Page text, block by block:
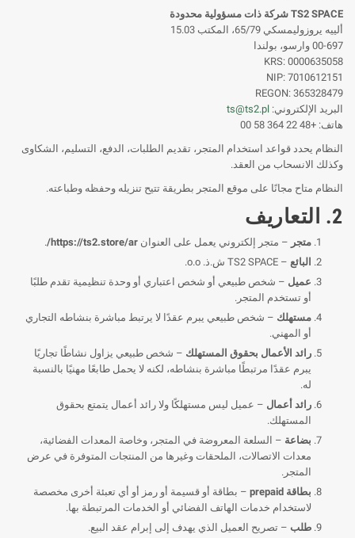
TS2 SPACE شركة ذات مسؤولية محدودة
ألييه يروزوليمسكي 65/79، المكتب 15.03
00-697 وارسو، بولندا
KRS: 0000635058
NIP: 7010612151
REGON: 365328479
البريد الإلكتروني: ts@ts2.pl
هاتف: +48 22 364 58 00
النظام يحدد قواعد استخدام المتجر، تقديم الطلبات، الدفع، التسليم، الشكاوى
وكذلك الانسحاب من العقد.
النظام متاح مجانًا على موقع المتجر بطريقة تتيح تنزيله وحفظه وطباعته.
2. التعاريف
متجر – متجر إلكتروني يعمل على العنوان https://ts2.store/ar/
.
البائع – TS2 SPACE ش.ذ. o.o.
عميل – شخص طبيعي أو شخص اعتباري أو وحدة تنظيمية تقدم طلبًا
أو تستخدم المتجر.
مستهلك – شخص طبيعي يبرم عقدًا لا يرتبط مباشرة بنشاطه التجاري
أو المهني.
رائد الأعمال بحقوق المستهلك – شخص طبيعي يزاول نشاطًا تجاريًا
يبرم عقدًا مرتبطًا مباشرة بنشاطه، لكنه لا يحمل طابعًا مهنيًا بالنسبة
له.
رائد أعمال – عميل ليس مستهلكًا ولا رائد أعمال يتمتع بحقوق
المستهلك.
بضاعة – السلعة المعروضة في المتجر، وخاصة المعدات الفضائية،
معدات الاتصالات، الملحقات وغيرها من المنتجات المتوفرة في عرض
المتجر.
بطاقة prepaid
– بطاقة أو قسيمة أو رمز أو أي تعبئة أخرى مخصصة
لاستخدام خدمات الهاتف الفضائي أو الخدمات المرتبطة بها.
طلب – تصريح العميل الذي يهدف إلى إبرام عقد البيع.